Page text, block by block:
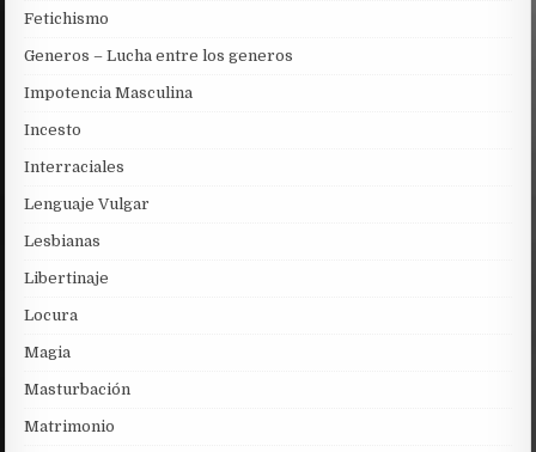
Fetichismo
Generos – Lucha entre los generos
Impotencia Masculina
Incesto
Interraciales
Lenguaje Vulgar
Lesbianas
Libertinaje
Locura
Magia
Masturbación
Matrimonio